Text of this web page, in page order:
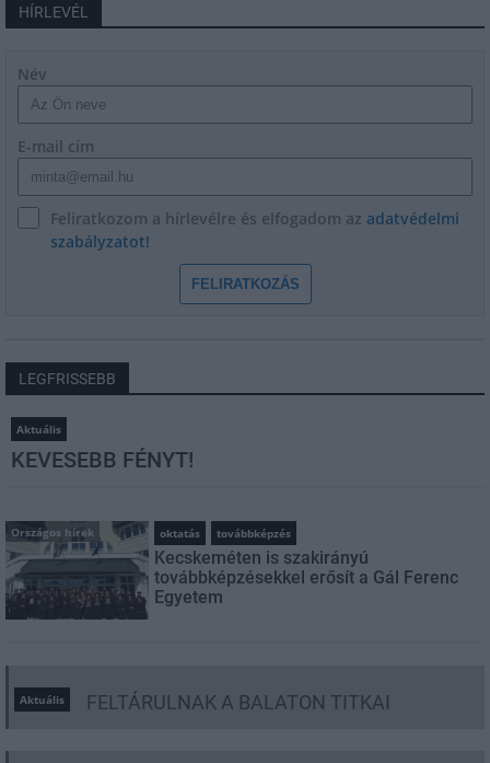
HÍRLEVÉL
Név
E-mail cím
Feliratkozom a hírlevélre és elfogadom az adatvédelmi
szabályzatot!
FELIRATKOZÁS
LEGFRISSEBB
Aktuális
KEVESEBB FÉNYT!
Országos hírek oktatás továbbképzés
Kecskeméten is szakirányú
továbbképzésekkel erősít a Gál Ferenc
Egyetem
Aktuális FELTÁRULNAK A BALATON TITKAI